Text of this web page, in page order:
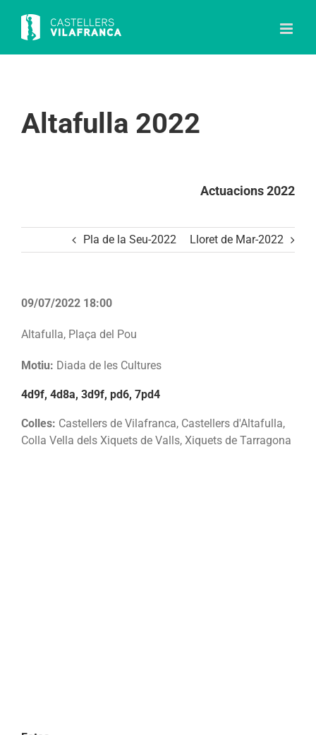
content
Altafulla 2022
Actuacions 2022
Pla de la Seu-2022 Lloret de Mar-2022
09/07/2022 18:00
Altafulla, Plaça del Pou
Motiu: Diada de les Cultures
4d9f, 4d8a, 3d9f, pd6, 7pd4
Colles: Castellers de Vilafranca, Castellers d'Altafulla,
Colla Vella dels Xiquets de Valls, Xiquets de Tarragona